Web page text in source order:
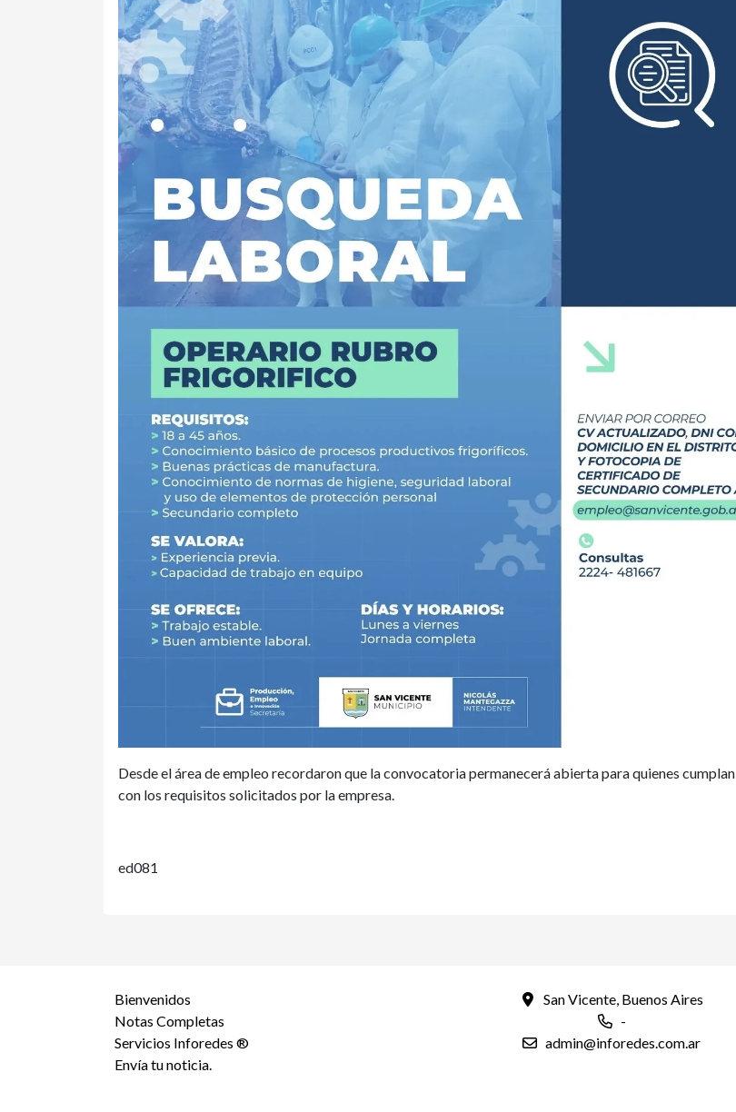
Desde el área de empleo recordaron que la convocatoria permanecerá abierta para quienes cumplan
con los requisitos solicitados por la empresa.
ed081
Bienvenidos
Notas Completas
Servicios Inforedes ®
Envía tu noticia.
San Vicente, Buenos Aires
-
admin@inforedes.com.ar